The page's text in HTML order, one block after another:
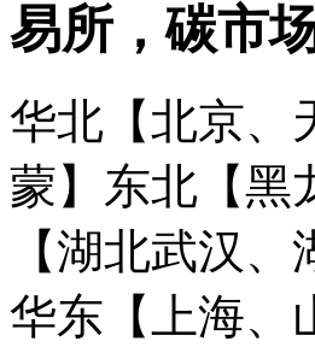
易所，碳市
华北【北京、
蒙】 东北【黑
【湖北武汉
华东【上海、